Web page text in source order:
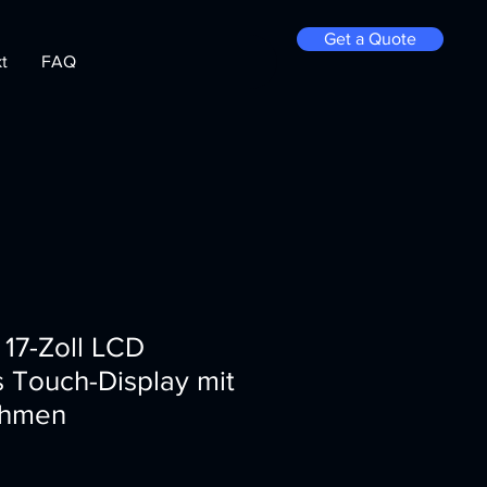
FAQ
Get a Quote
Zoll LCD
Touch-Display mit